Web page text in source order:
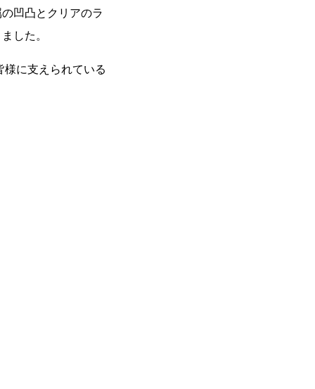
凹凸とクリアのラ
した。
様に支えられている